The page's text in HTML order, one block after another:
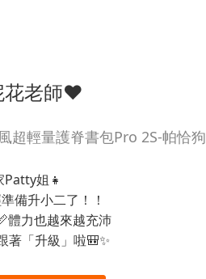
老師❤
超輕量護脊書包Pro 2S-帕恰狗
Patty姐👧
備升小二了！！
體力也越來越充沛
著「升級」啦🎒✨